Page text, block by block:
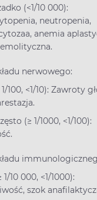
(<1/10 000):
neutropenia,
anemia
nerwowego:
100, <1/10): Zawroty
(≥ 1/1000, <1/100):
1/10 000, <1/1000):
szok